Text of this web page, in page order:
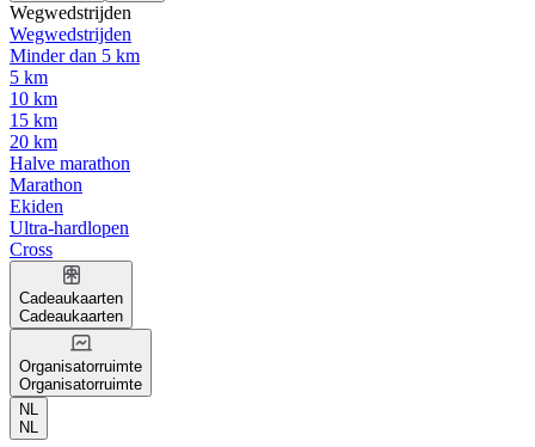
Wegwedstrijden
Wegwedstrijden
Minder dan 5 km
5 km
10 km
15 km
20 km
Halve marathon
Marathon
Ekiden
Ultra-hardlopen
Cross
Cadeaukaarten
Cadeaukaarten
Organisatorruimte
Organisatorruimte
NL
NL